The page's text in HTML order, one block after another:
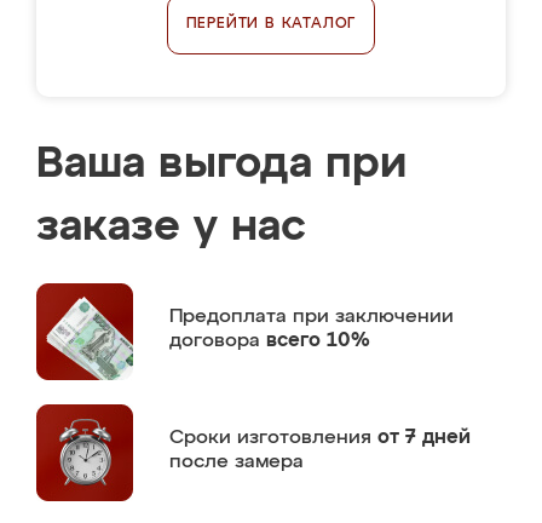
ПЕРЕЙТИ В КАТАЛОГ
Ваша выгода при
заказе у нас
Предоплата при заключении
договора всего 10%
Сроки изготовления от 7 дней
после замера